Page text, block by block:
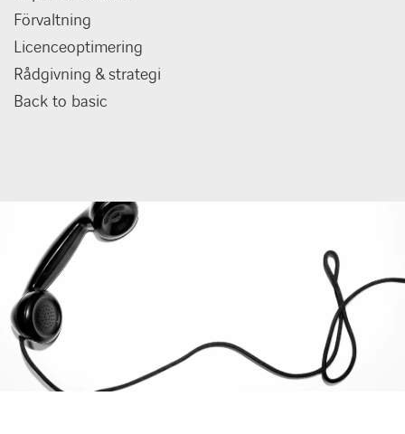
Förvaltning
Licenceoptimering
Rådgivning & strategi
Back to basic